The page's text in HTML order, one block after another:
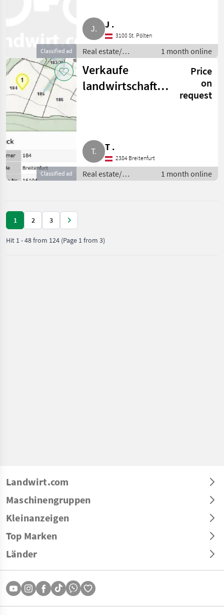
Classified ad
J .
3100 St. Pölten
Real estate/
properties / Lands
1 month online
Classified ad
Verkaufe
landwirtschaftliche
Price
on
request
T .
2384 Breitenfurt
Real estate/
properties / Lands
1 month online
1 2 3
Hit 1-48from 124 (Page 1 from 3)
Landwirt.com
Maschinengruppen
Kleinanzeigen
Top Marken
Länder